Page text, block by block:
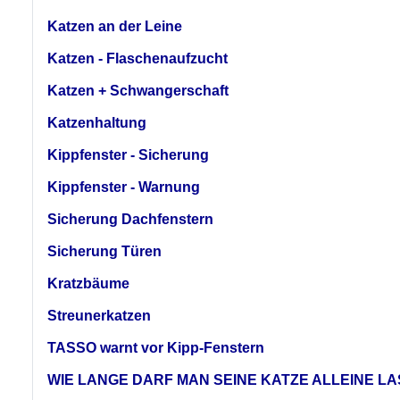
Katzen an der Leine
Katzen - Flaschenaufzucht
Katzen + Schwangerschaft
Katzenhaltung
Kippfenster - Sicherung
Kippfenster - Warnung
Sicherung Dachfenstern
Sicherung Türen
Kratzbäume
Streunerkatzen
TASSO warnt vor Kipp-Fenstern
WIE LANGE DARF MAN SEINE KATZE ALLEINE